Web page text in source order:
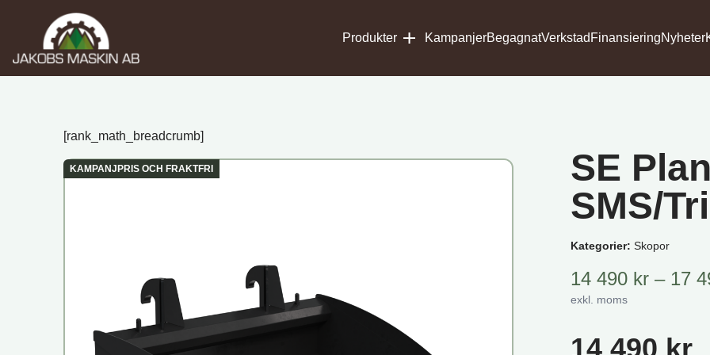
Produkter KampanjerBegagnatVerkstad FinansieringNyheter
[rank_math_breadcrumb]
KAMPANJPRIS OCH FRAKTFRI
SE
SMS/
Kategorier: Skopor
14 490 kr – 17
exkl. moms
14 490 kr